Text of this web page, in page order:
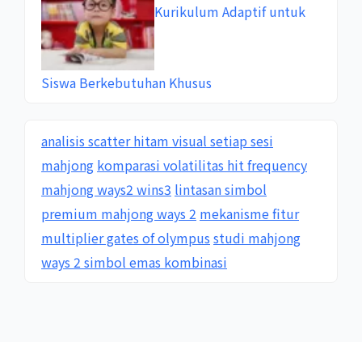
Kurikulum Adaptif untuk
Siswa Berkebutuhan Khusus
analisis scatter hitam visual setiap sesi
mahjong komparasi volatilitas hit frequency
mahjong ways2 wins3 lintasan simbol
premium mahjong ways 2 mekanisme fitur
multiplier gates of olympus studi mahjong
ways 2 simbol emas kombinasi